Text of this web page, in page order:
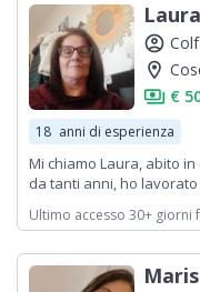
Laura
account_circle Colf
location_on
payments €
18 anni di esperienza
Mi chiamo Laura, abito
da tanti anni, ho
Ultimo accesso 30+ giorni